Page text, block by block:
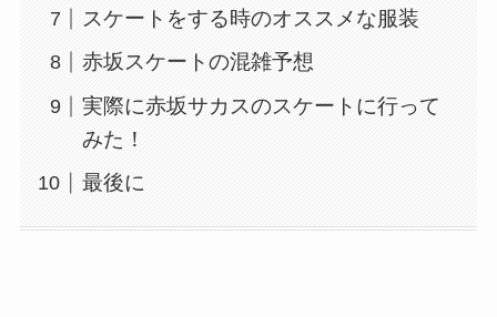
スケートをする時のオススメな服装
赤坂スケートの混雑予想
実際に赤坂サカスのスケートに行って
みた！
最後に